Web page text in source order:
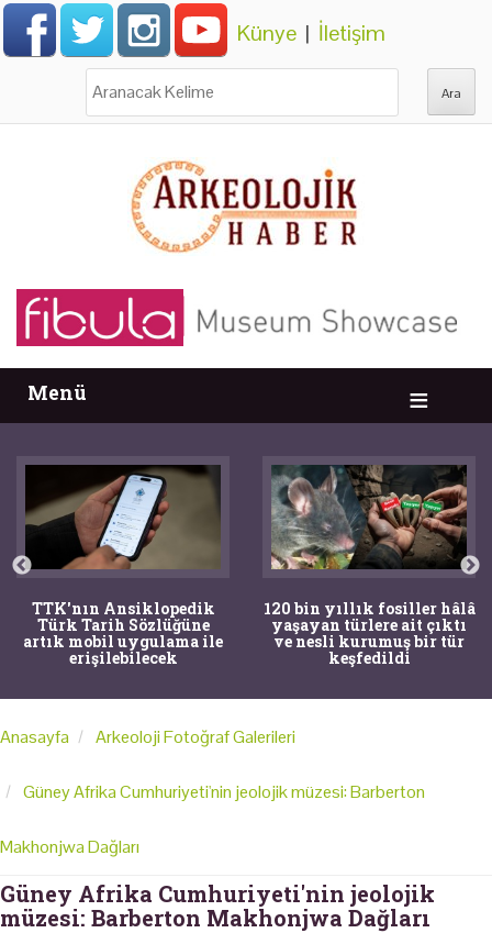
Künye | İletişim
Menü
TTK'nın Ansiklopedik
Türk Tarih Sözlüğüne
artık mobil uygulama ile
erişilebilecek
120 bin yıllık fosiller hâlâ
yaşayan türlere ait çıktı
ve nesli kurumuş bir tür
keşfedildi
Anasayfa Arkeoloji Fotoğraf Galerileri
Güney Afrika Cumhuriyeti'nin jeolojik müzesi: Barberton
Makhonjwa Dağları
Güney Afrika Cumhuriyeti'nin jeolojik
müzesi: Barberton Makhonjwa Dağları